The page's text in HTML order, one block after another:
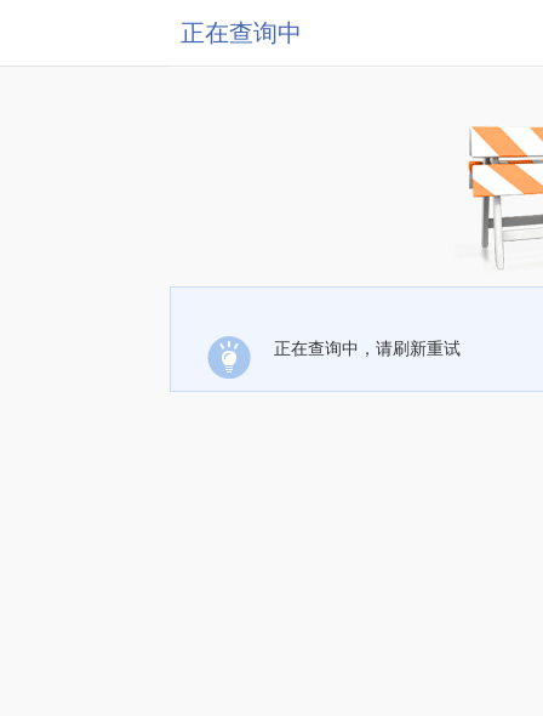
正在查询中
正在查询中，请刷新重试